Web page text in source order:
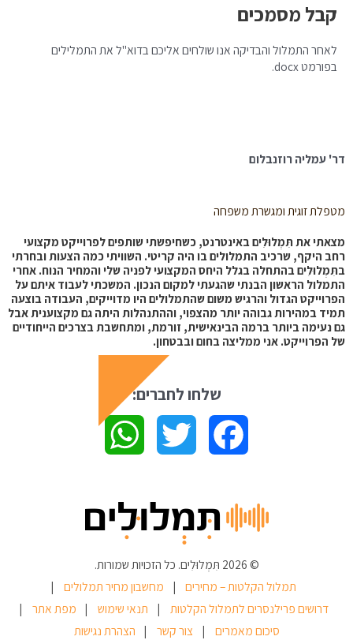
קבל מסמכים
לאחר התמלול והבדיקה אנו שולחים אליכם בדוא"ל את התמלילים
בפורמט docx.
דר' עמליה רוזנבלום
מטפלת זוגית ומגשרת משפחה
מצאתי את תִּמְלוּלִים באינטרנט, כשחיפשתי שותפים לפרוייקט מקצועי
רחב היקף, שרכיב התמלולים בו היה קריטי. השוויתי כמה הצעות ובחרתי
בתִּמְלוּלִים בהתחלה בגלל היחס המקצועי לפניה שלי והמחיר הנוח. אחרי
התמלול הראשון הבנתי שהגעתי למקום הנכון. המשכתי לעבוד איתם על
הפרוייקט הגדול והרגיש משום שהתמלולים היו מדוייקים, העבודה בוצעה
תמיד במהירות גבוהה יותר מהצפוי, וההתנהלות היתה גם מקצוענית אבל
גם נעימה ביותר ברמה הבינאישית, זורמת, ומתחשבת בצרכים הייחודיים
של הפרוייקט. אני ממליצה בחום ובבטחון.
שלחו לחברים:
F
c
b
o
T
i
t
e
W
a
s
A
© 2026 תִּמְלוּלִים. כל הזכויות שמורות.
תמלול הקלטות – מחירים
מחשבון מחיר תמלולים
דרושים פרילנסרים לתמלול הקלטות
תנאי שימוש
מפת אתר
סיכום מאמרים
צור קשר הצהרת נגישות